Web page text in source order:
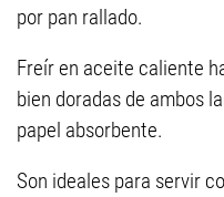
por pan rallado.
Freír en aceite caliente
bien doradas de ambos
papel absorbente.
Son ideales para servir